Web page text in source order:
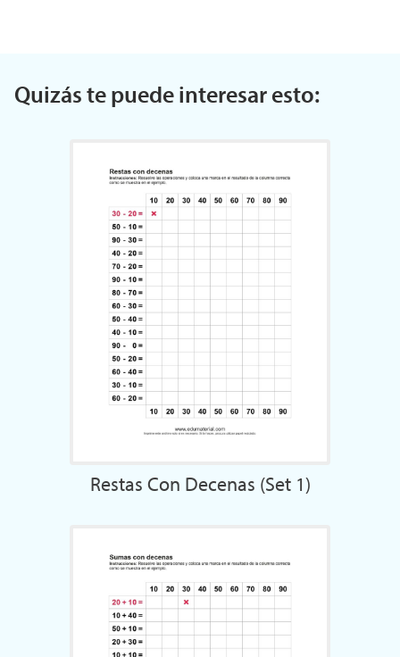
Quizás te puede interesar esto:
Restas Con Decenas (Set 1)